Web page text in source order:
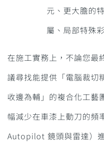
元、更大膽的
屬、局部特殊
在施工實務上，不論您最
議尋找能提供「電腦裁
收邊為輔」的複合化工藝
幅減少在車漆上動刀的頻
Autopilot 鏡頭與雷達）